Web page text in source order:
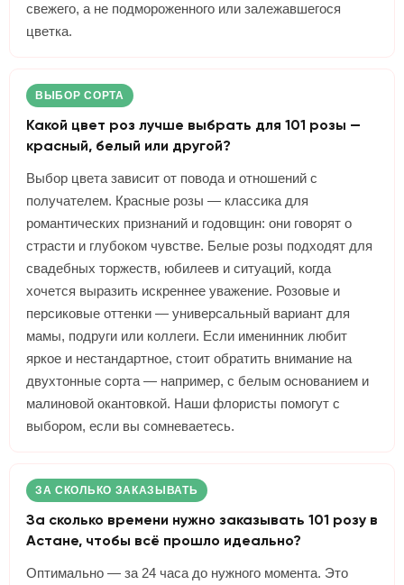
свежего, а не подмороженного или залежавшегося
цветка.
ВЫБОР СОРТА
Какой цвет роз лучше выбрать для 101 розы —
красный, белый или другой?
Выбор цвета зависит от повода и отношений с
получателем. Красные розы — классика для
романтических признаний и годовщин: они говорят о
страсти и глубоком чувстве. Белые розы подходят для
свадебных торжеств, юбилеев и ситуаций, когда
хочется выразить искреннее уважение. Розовые и
персиковые оттенки — универсальный вариант для
мамы, подруги или коллеги. Если именинник любит
яркое и нестандартное, стоит обратить внимание на
двухтонные сорта — например, с белым основанием и
малиновой окантовкой. Наши флористы помогут с
выбором, если вы сомневаетесь.
ЗА СКОЛЬКО ЗАКАЗЫВАТЬ
За сколько времени нужно заказывать 101 розу в
Астане, чтобы всё прошло идеально?
Оптимально — за 24 часа до нужного момента. Это